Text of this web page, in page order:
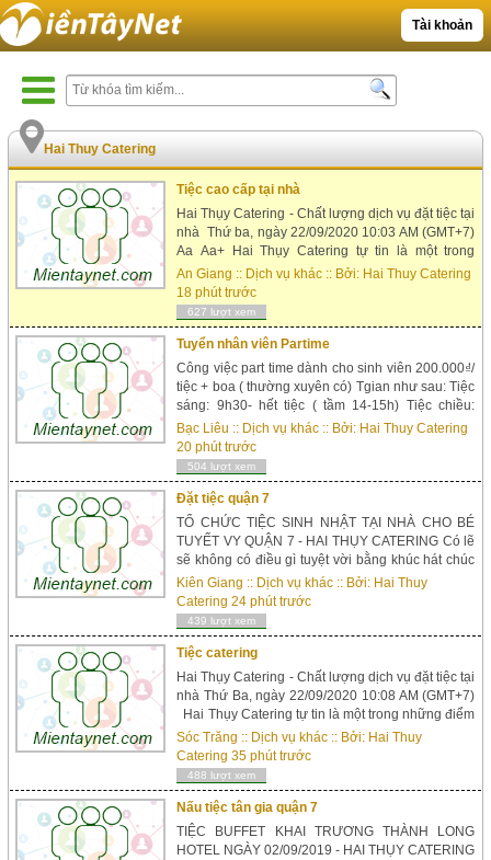
Tài khoản
Hai Thuy Catering
Tiệc cao cấp tại nhà
Hai Thụy Catering - Chất lượng dịch vụ đặt tiệc tại
nhà Thứ ba, ngày 22/09/2020 10:03 AM (GMT+7)
Aa Aa+ Hai Thụy Catering tự tin là một trong
những điểm sáng nổi bật trong bức tranh tổng thể
của ngành tổ chức tiệc lưu động đang phát triển
mạnh mẽ tại Việt Nam ngày nay. Tầm nhìn từ
niềm đam mê ẩm thực song...
An Giang :: Dịch vụ khác :: Bởi: Hai Thuy Catering
18 phút trước
627 lượt xem
Tuyển nhân viên Partime
Công việc part time dành cho sinh viên 200.000₫/
tiệc + boa ( thường xuyên có) Tgian như sau: Tiệc
sáng: 9h30- hết tiệc ( tầm 14-15h) Tiệc chiều:
15h30-hết tiệc ( tầm 21-22h) Công việc hết sức
đơn giản: � Yêu cầu công việc: Chưa cần có kinh
nghiệm, (Có kinh nghiệm phục vụ tiệc cưới, nhà
hàng càng tốt). � Nữ...
Bạc Liêu :: Dịch vụ khác :: Bởi: Hai Thuy Catering
20 phút trước
504 lượt xem
Đặt tiệc quận 7
TỔ CHỨC TIỆC SINH NHẬT TẠI NHÀ CHO BÉ
TUYẾT VY QUẬN 7 - HAI THỤY CATERING Có lẽ
sẽ không có điều gì tuyệt vời bằng khúc hát chúc
mừng sinh nhật được thể hiện bằng niềm vui, nụ
cười, bằng tình yêu thương và những món quà
đặc biệt, đó là những lời chúc tốt đẹp nhất. Có lẽ
sẽ không có điều gì hoàn hảo khi món quà ấy...
Kiên Giang :: Dịch vụ khác :: Bởi: Hai Thuy
Catering 24 phút trước
439 lượt xem
Tiệc catering
Hai Thụy Catering - Chất lượng dịch vụ đặt tiệc tại
nhà Thứ Ba, ngày 22/09/2020 10:08 AM (GMT+7)
Hai Thụy Catering tự tin là một trong những điểm
sáng nổi bật trong bức tranh tổng thể của ngành
tổ chức tiệc lưu động đang phát triển mạnh mẽ tại
Việt Nam ngày nay. Tầm nhìn từ niềm đam mê ẩm
thực song song v...
Sóc Trăng :: Dịch vụ khác :: Bởi: Hai Thuy
Catering 35 phút trước
488 lượt xem
Nấu tiệc tân gia quận 7
TIỆC BUFFET KHAI TRƯƠNG THÀNH LONG
HOTEL NGÀY 02/09/2019 - HAI THỤY CATERING